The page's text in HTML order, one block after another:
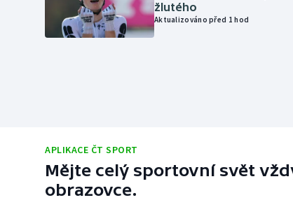
žlutého
Aktualizováno před 1 hod
APLIKACE ČT SPORT
Mějte celý sportovní svět
obrazovce.